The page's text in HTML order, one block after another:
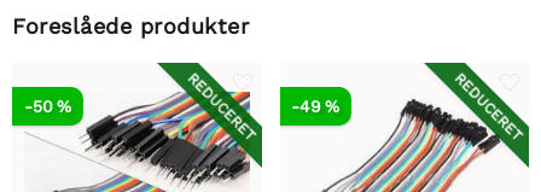
Foreslåede produkter
REDUCERET
-50 % REDUCERET
-49 %